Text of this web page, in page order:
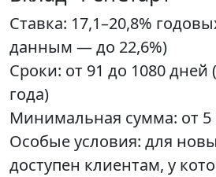
Ставка: 17,1–20,8%
данным — до 22,6%)
Сроки: от 91 до 1080 дней
года)
Минимальная сумма: от 5
Особые условия: для
доступен клиентам, у